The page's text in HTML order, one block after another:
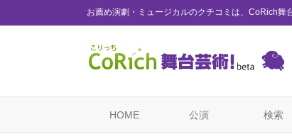
お薦め演劇・ミュージカルのクチコミは、CoRich舞
HOME 公演 検索